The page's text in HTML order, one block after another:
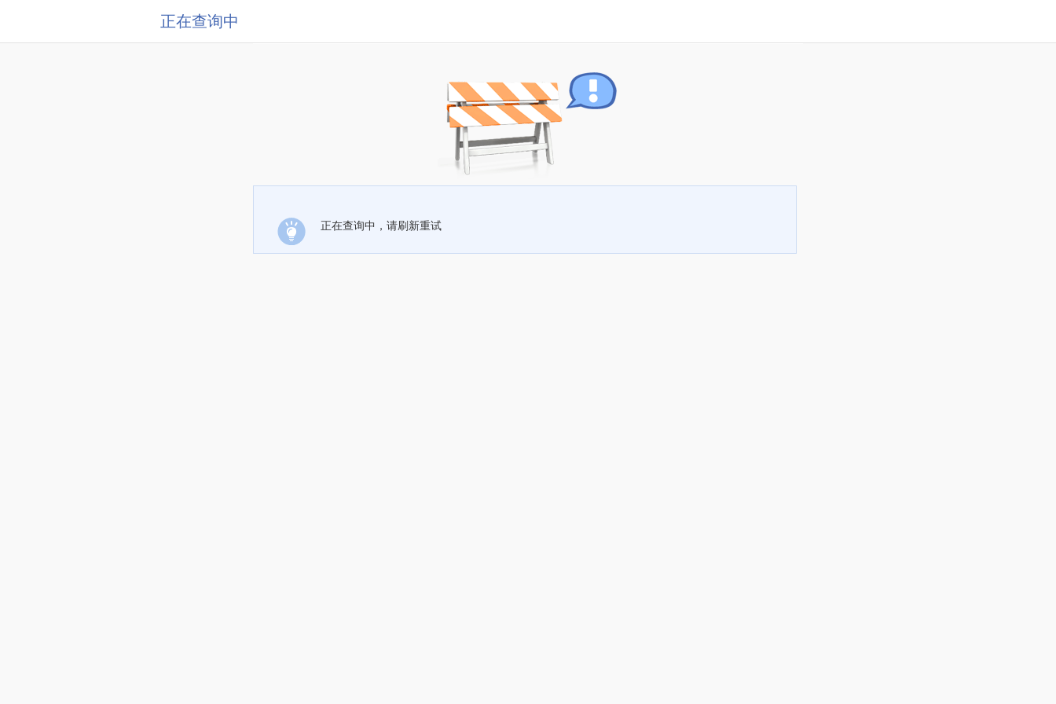
正在查询中
正在查询中，请刷新重试